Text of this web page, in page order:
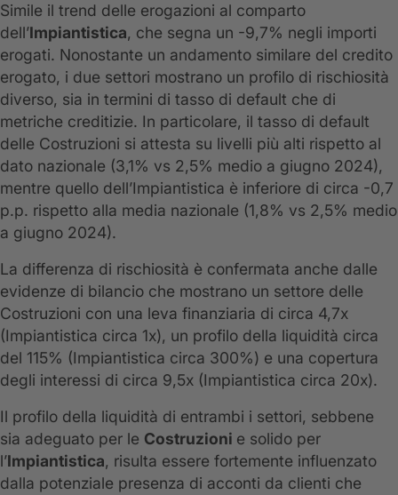
Simile il trend delle erogazioni al comparto
dell’Impiantistica, che segna un -9,7% negli importi
erogati. Nonostante un andamento similare del credito
erogato, i due settori mostrano un profilo di rischiosità
diverso, sia in termini di tasso di default che di
metriche creditizie. In particolare, il tasso di default
delle Costruzioni si attesta su livelli più alti rispetto al
dato nazionale (3,1% vs 2,5% medio a giugno 2024),
mentre quello dell’Impiantistica è inferiore di circa -0,7
p.p. rispetto alla media nazionale (1,8% vs 2,5% medio
a giugno 2024).
La differenza di rischiosità è confermata anche dalle
evidenze di bilancio che mostrano un settore delle
Costruzioni con una leva finanziaria di circa 4,7x
(Impiantistica circa 1x), un profilo della liquidità circa
del 115% (Impiantistica circa 300%) e una copertura
degli interessi di circa 9,5x (Impiantistica circa 20x).
Il profilo della liquidità di entrambi i settori, sebbene
sia adeguato per le Costruzioni e solido per
l’Impiantistica, risulta essere fortemente influenzato
dalla potenziale presenza di acconti da clienti che